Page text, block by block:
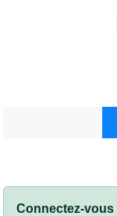
Connectez-vous